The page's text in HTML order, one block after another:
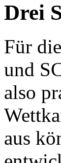
Drei
Für
und
also
aus